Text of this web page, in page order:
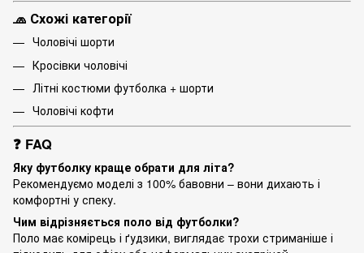
🧢 Схожі категорії
Чоловічі шорти
Кросівки чоловічі
Літні костюми футболка + шорти
Чоловічі кофти
❓ FAQ
Яку футболку краще обрати для літа?
Рекомендуємо моделі з 100% бавовни – вони дихають і
комфортні у спеку.
Чим відрізняється поло від футболки?
Поло має комірець і ґудзики, виглядає трохи стриманіше і